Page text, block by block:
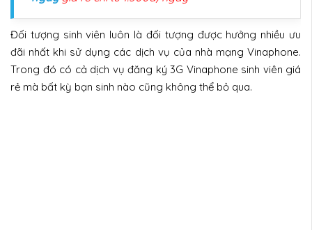
Đối tượng sinh viên luôn là đối tượng được hưởng nhiều ưu
đãi nhất khi sử dụng các dịch vụ của nhà mạng Vinaphone.
Trong đó có cả dịch vụ đăng ký 3G Vinaphone sinh viên giá
rẻ mà bất kỳ bạn sinh nào cũng không thể bỏ qua.